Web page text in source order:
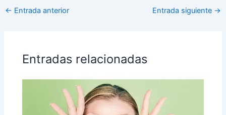
← Entrada anterior Entrada siguiente →
Entradas relacionadas